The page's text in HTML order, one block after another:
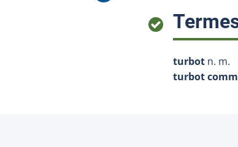
turbot n. m.
turbot